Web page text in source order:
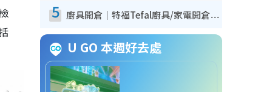
5 廚具開倉｜特福Tefal廚具/家電開倉低至3折！$220起買平底鍋/炒鑊/湯煲！電飯煲/吸塵機/燙斗$418起
U GO 本週好去處